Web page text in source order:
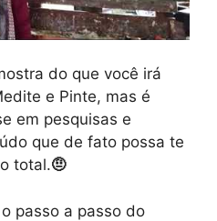
do que você irá
e Pinte, mas é
em pesquisas e
que de fato possa te
total.🤨
passo a passo do